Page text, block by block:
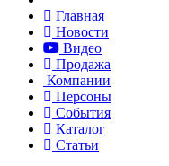
Главная
Новости
Видео
Продажа
Компании
Персоны
События
Каталог
Статьи